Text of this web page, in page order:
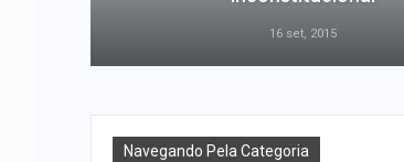
16 set, 2015
Navegando Pela Categoria